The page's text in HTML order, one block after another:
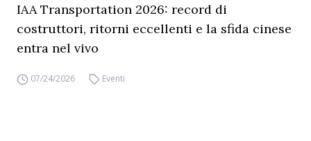
IAA Transportation 2026: record di
costruttori, ritorni eccellenti e la sfida cinese
entra nel vivo
07/24/2026 Eventi